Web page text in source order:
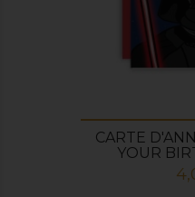
CARTE
YOUR